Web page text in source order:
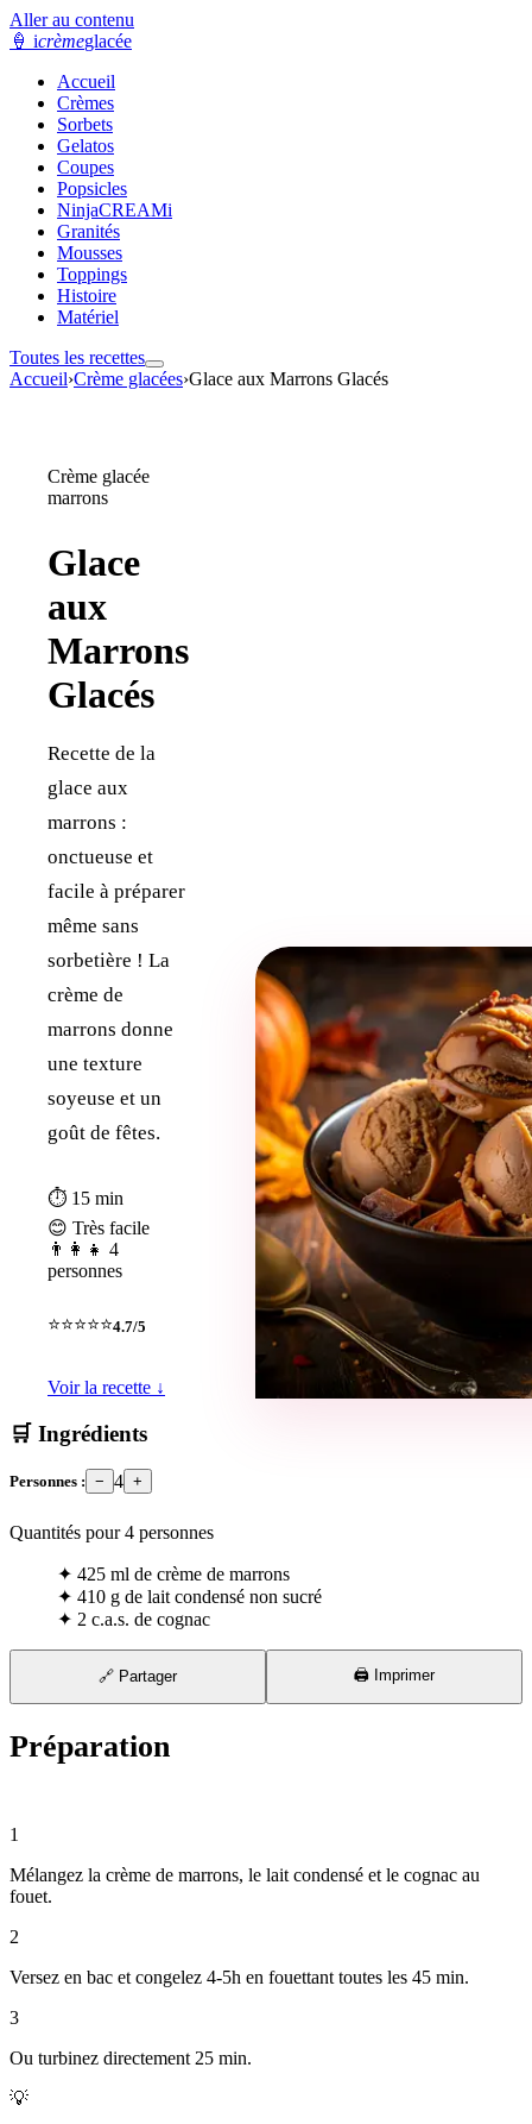
Aller au contenu
🍦 icrèmeglacée
Accueil
Crèmes
Sorbets
Gelatos
Coupes
Popsicles
NinjaCREAMi
Granités
Mousses
Toppings
Histoire
Matériel
Toutes les recettes
Accueil›Crème glacées›Glace aux Marrons Glacés
Crème glacée
marrons
Glace
aux
Marrons
Glacés
Recette de la
glace aux
marrons :
onctueuse et
facile à préparer
même sans
sorbetière ! La
crème de
marrons donne
une texture
soyeuse et un
goût de fêtes.
⏱ 15 min
😊 Très facile
👨‍👩‍👧 4
personnes
⭐⭐⭐⭐⭐4.7/5
Voir la recette ↓
🛒 Ingrédients
Personnes : − 4 +
Quantités pour4 personnes
✦ 425 ml de crème de marrons
✦ 410 g de lait condensé non sucré
✦ 2 c.a.s. de cognac
🔗 Partager 🖨️ Imprimer
Préparation
1
Mélangez la crème de marrons, le lait condensé et le cognac au
fouet.
2
Versez en bac et congelez 4-5h en fouettant toutes les 45 min.
3
Ou turbinez directement 25 min.
💡